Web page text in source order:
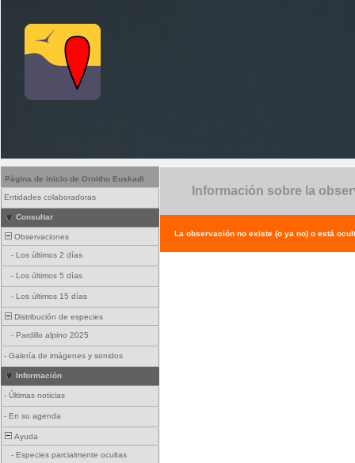
Página de inicio de Ornitho Euskadi
Entidades colaboradoras
Consultar
Observaciones
- Los últimos 2 días
- Los últimos 5 días
- Los últimos 15 días
Distribución de especies
- Pardillo alpino 2025
- Galería de imágenes y sonidos
Información
- Últimas noticias
- En su agenda
Ayuda
- Especies parcialmente ocultas
Información sobre la
La observación no existe (o ya no) o está